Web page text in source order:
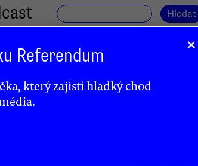
Hledat
×
Referendum
který zajistí hladký chod